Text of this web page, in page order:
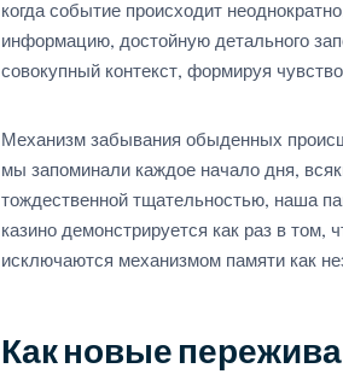
когда событие происходит
информацию, достойную детального
совокупный контекст, формируя
Механизм забывания обыденных
мы запоминали каждое начало дня,
тождественной тщательностью, наша
казино демонстрируется как раз в том,
исключаются механизмом памяти как
Как новые